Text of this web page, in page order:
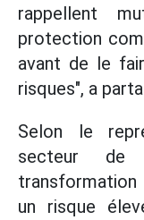
rappellent
protection
avant de le
risques", a
Selon le
secteur
un risque